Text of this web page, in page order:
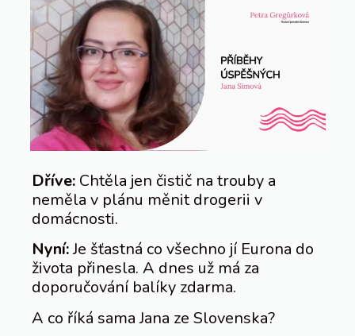
Dříve: Chtěla jen čistič na trouby a
neměla v plánu měnit drogerii v
domácnosti.
Nyní:Je šťastná co všechno jí Eurona do
života přinesla. A dnes už má za
doporučování balíky zdarma.
A co říká sama Jana ze Slovenska?